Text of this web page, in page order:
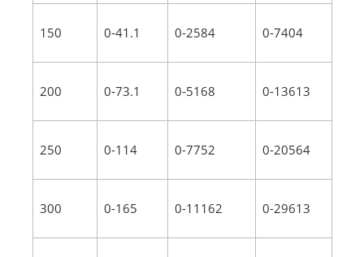
150 0-41.1 0-2584 0-7404
200 0-73.1 0-5168 0-13613
250 0-114 0-7752 0-20564
300 0-165 0-11162 0-29613